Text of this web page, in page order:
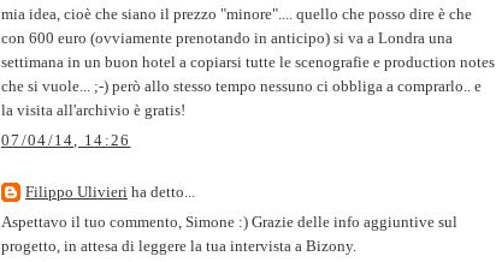
mia idea, cioè che siano il prezzo "minore".... quello che posso dire è che
con 600 euro (ovviamente prenotando in anticipo) si va a Londra una
settimana in un buon hotel a copiarsi tutte le scenografie e production notes
che si vuole... ;-) però allo stesso tempo nessuno ci obbliga a comprarlo.. e
la visita all'archivio è gratis!
07/04/14, 14:26
Filippo Ulivieri ha detto...
Aspettavo il tuo commento, Simone :) Grazie delle info aggiuntive sul
progetto, in attesa di leggere la tua intervista a Bizony.